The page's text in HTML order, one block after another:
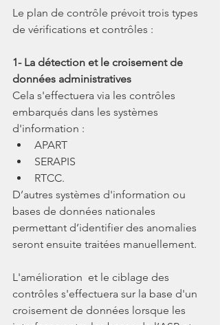
Le plan de contrôle prévoit trois types
de vérifications et contrôles :
1- La détection et le croisement de
données administratives
Cela s'effectuera via les contrôles
embarqués dans les systèmes
d'information :
APART
SERAPIS
RTCC.
D’autres systèmes d'information ou
bases de données nationales
permettant d’identifier des anomalies
seront ensuite traitées manuellement.
L'amélioration  et le ciblage des
contrôles s'effectuera sur la base d'un
croisement de données lorsque les